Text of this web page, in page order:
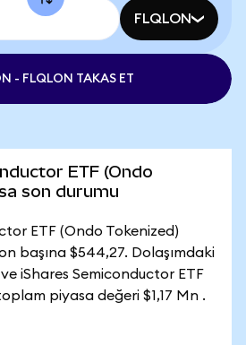
FLQLON
- FLQLON TAKAS ET
ETF (Ondo
son durumu
ETF (Ondo Tokenized)
başına $544,27. Dolaşımdaki
ve iShares Semiconductor ETF
piyasa değeri $1,17 Mn .